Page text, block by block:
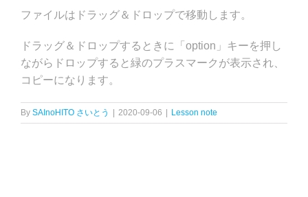
ファイルはドラッグ＆ドロップで移動します。
ドラッグ＆ドロップするときに「option」キーを押し
ながらドロップすると緑のプラスマークが表示され、
コピーになります。
By SAInoHITO さいとう 2020-09-06 Lesson note